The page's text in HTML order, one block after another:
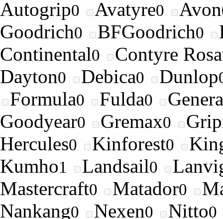
Autogrip0 Avatyre0 Avon
Goodrich0 BFGoodrich0
Continental0
Contyre
Dayton0 Debica0 Dunlop
Formula0 Fulda0
Goodyear0 Gremax0
Hercules0 Kinforest0
Kumho1 Landsail0
Mastercraft0 Matador0
Nankang0 Nexen0 Nitto0